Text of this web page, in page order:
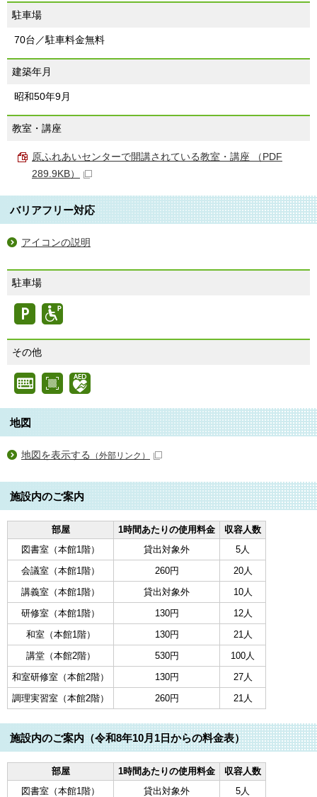
駐車場
70台／駐車料金無料
建築年月
昭和50年9月
教室・講座
原ふれあいセンターで開講されている教室・講座 （PDF
289.9KB）
バリアフリー対応
アイコンの説明
駐車場
その他
地図
地図を表示する （外部リンク）
施設内のご案内
部屋 1時間あたりの使用料金
収容人数
図書室（本館1階）
貸出対象外
5人
会議室（本館1階）
260円
20人
講義室（本館1階）
貸出対象外
10人
研修室（本館1階）
130円
12人
和室（本館1階）
130円
21人
講堂（本館2階）
530円
100人
和室研修室（本館2階）
130円
27人
調理実習室（本館2階）
260円 21人
施設内のご案内（令和8年10月1日からの料金表）
部屋 1時間あたりの使用料金
収容人数
図書室（本館1階）
貸出対象外
5人